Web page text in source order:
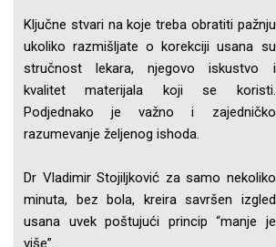
Ključne stvari na koje treba obratiti pažnju
ukoliko razmišljate o korekciji usana su
stručnost lekara, njegovo iskustvo i
kvalitet materijala koji se koristi.
Podjednako je važno i zajedničko
razumevanje željenog ishoda.
Dr Vladimir Stojiljković za samo nekoliko
minuta, bez bola, kreira savršen izgled
usana uvek poštujući princip “manje je
više”.